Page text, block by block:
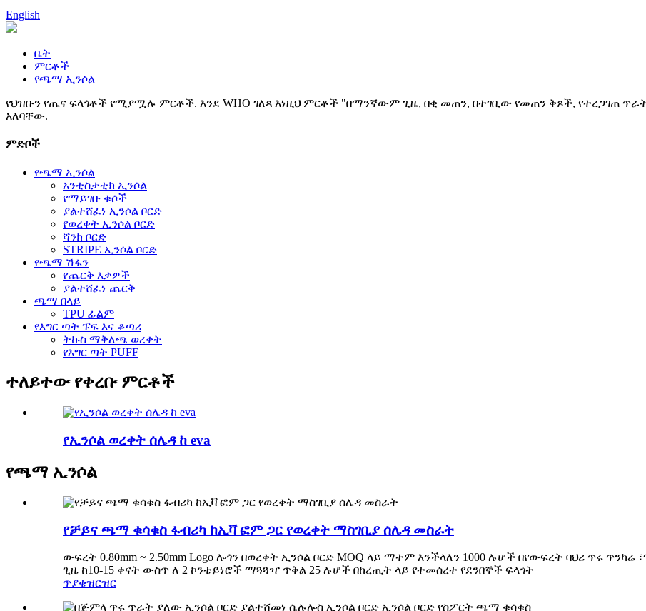
English
ቤት
ምርቶች
የጫማ ኢንሶል
የህዝቡን የጤና ፍላጎቶች የሚያሟሉ ምርቶች. እንደ WHO ገለጻ እነዚህ ምርቶች "በማንኛውም ጊዜ, በቂ መጠን, በተገቢው የመጠን ቅጾች, የተረጋገጠ
አለባቸው.
ምድቦች
የጫማ ኢንሶል
አንቲስታቲክ ኢንሶል
የማይገቡ ቁሶች
ያልተሸፈነ ኢንሶል ቦርድ
የወረቀት ኢንሶል ቦርድ
ሻንክ ቦርድ
STRIPE ኢንሶል ቦርድ
የጫማ ሽፋን
የጨርቅ እቃዎች
ያልተሸፈነ ጨርቅ
ጫማ በላይ
TPU ፊልም
የእግር ጣት ፑፍ እና ቆጣሪ
ትኩስ ማቅለጫ ወረቀት
የእግር ጣት PUFF
ተለይተው የቀረቡ ምርቶች
የኢንሶል ወረቀት ሰሌዳ ከ eva
የጫማ ኢንሶል
የቻይና ጫማ ቁሳቁስ ፋብሪካ ከኢቫ ፎም ጋር የወረቀት ማስገቢያ ሰሌዳ መስራት
ውፍረት 0.80mm ~ 2.50mm Logo ሎጎን በወረቀት ኢንሶል ቦርድ MOQ ላይ ማተም እንችላለን 1000 ሉሆች በየውፍረት ባህሪ ጥሩ
ጊዜ ከ10-15 ቀናት ውስጥ ለ 2 ኮንቴይነሮች ማጓጓዣ ጥቅል 25 ሉሆች በከረጢት ላይ የተመሰረተ የደንበኞች ፍላጎት
ጥያቄዝርዝር